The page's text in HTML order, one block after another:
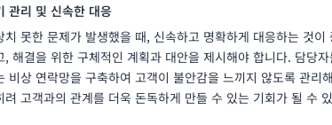
관리 및 신속한 대응
치 못한 문제가 발생했을 때, 신속하고 명확하게 대응하는 것
, 해결을 위한 구체적인 계획과 대안을 제시해야 합니다. 담당
비상 연락망을 구축하여 고객이 불안감을 느끼지 않도록 관리
려 고객과의 관계를 더욱 돈독하게 만들 수 있는 기회가 될 수